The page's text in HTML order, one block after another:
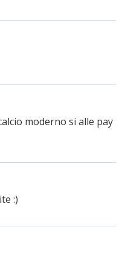
moderno si alle pay
:)